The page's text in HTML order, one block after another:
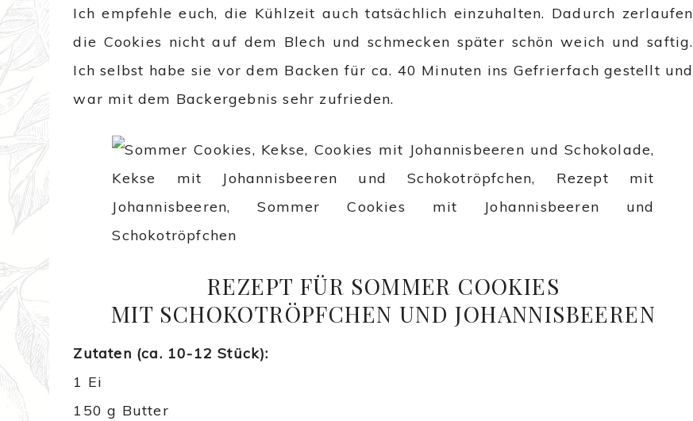
Ich empfehle euch, die Kühlzeit auch tatsächlich einzuhalten. Dadurch zerlaufen
die Cookies nicht auf dem Blech und schmecken später schön weich und saftig.
Ich selbst habe sie vor dem Backen für ca. 40 Minuten ins Gefrierfach gestellt und
war mit dem Backergebnis sehr zufrieden.
REZEPT FÜR SOMMER COOKIES
MIT SCHOKOTRÖPFCHEN UND JOHANNISBEEREN
Zutaten (ca. 10-12 Stück):
1 Ei
150 g Butter